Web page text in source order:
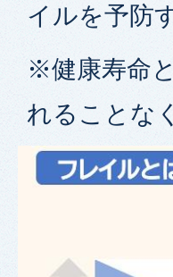
イルを予防
※健康寿命
れることな